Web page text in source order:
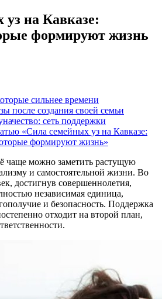
на Кавказе:
формируют жизнь
сильнее времени
после создания своей семьи
сеть поддержки
«Сила семейных уз на Кавказе:
формируют жизнь»
чаще можно заметить растущую
и самостоятельной жизни. Во
достигнув совершеннолетия,
независимая единица,
и безопасность. Поддержка
отходит на второй план,